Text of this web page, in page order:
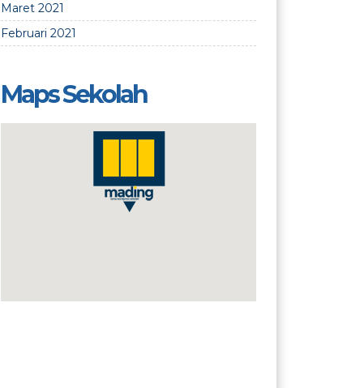
Maret 2021
Februari 2021
Maps Sekolah